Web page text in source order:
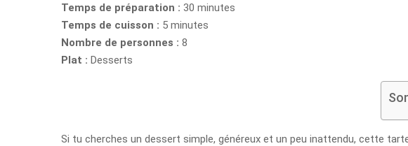
Temps de préparation : 30 minutes
Temps de cuisson : 5 minutes
Nombre de personnes : 8
Plat : Desserts
Si tu cherches un dessert simple, généreux et un peu inattendu, cette